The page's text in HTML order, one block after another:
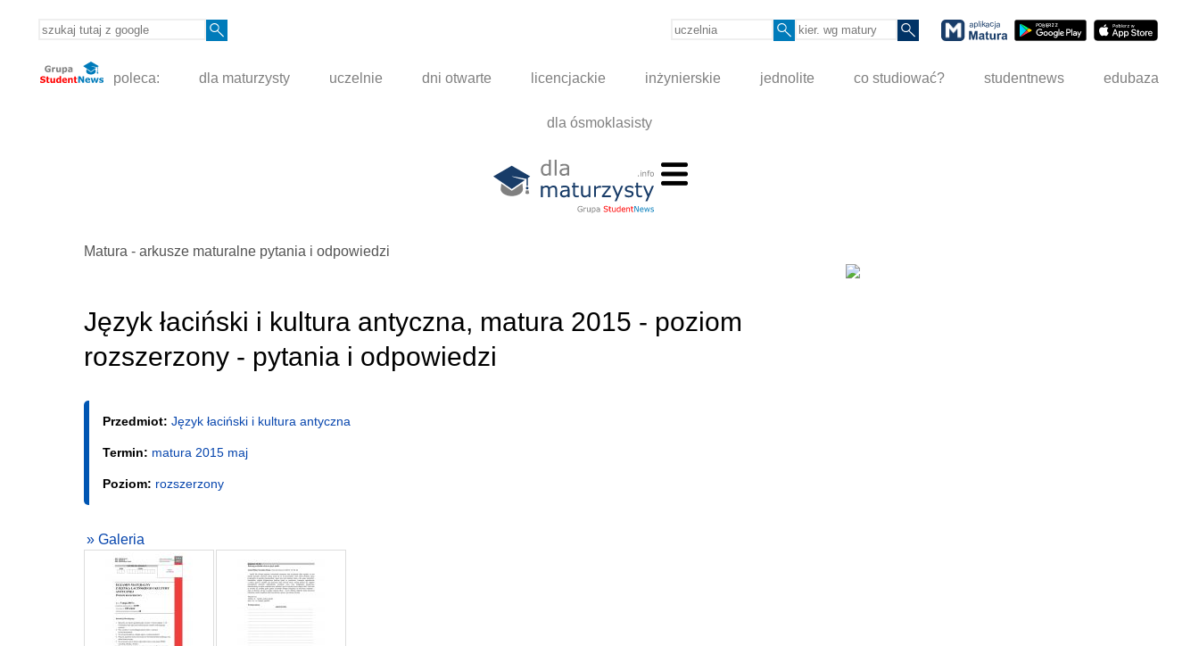
poleca: dla maturzysty uczelnie dni otwarte licencjackie inżynierskie jednolite co studiować? studentnews edubaza
dla ósmoklasisty
Matura - arkusze maturalne pytania i odpowiedzi
Język łaciński i kultura antyczna, matura 2015 - poziom
rozszerzony - pytania i odpowiedzi
Przedmiot: Język łaciński i kultura antyczna
Termin: matura 2015 maj
Poziom: rozszerzony
» Galeria